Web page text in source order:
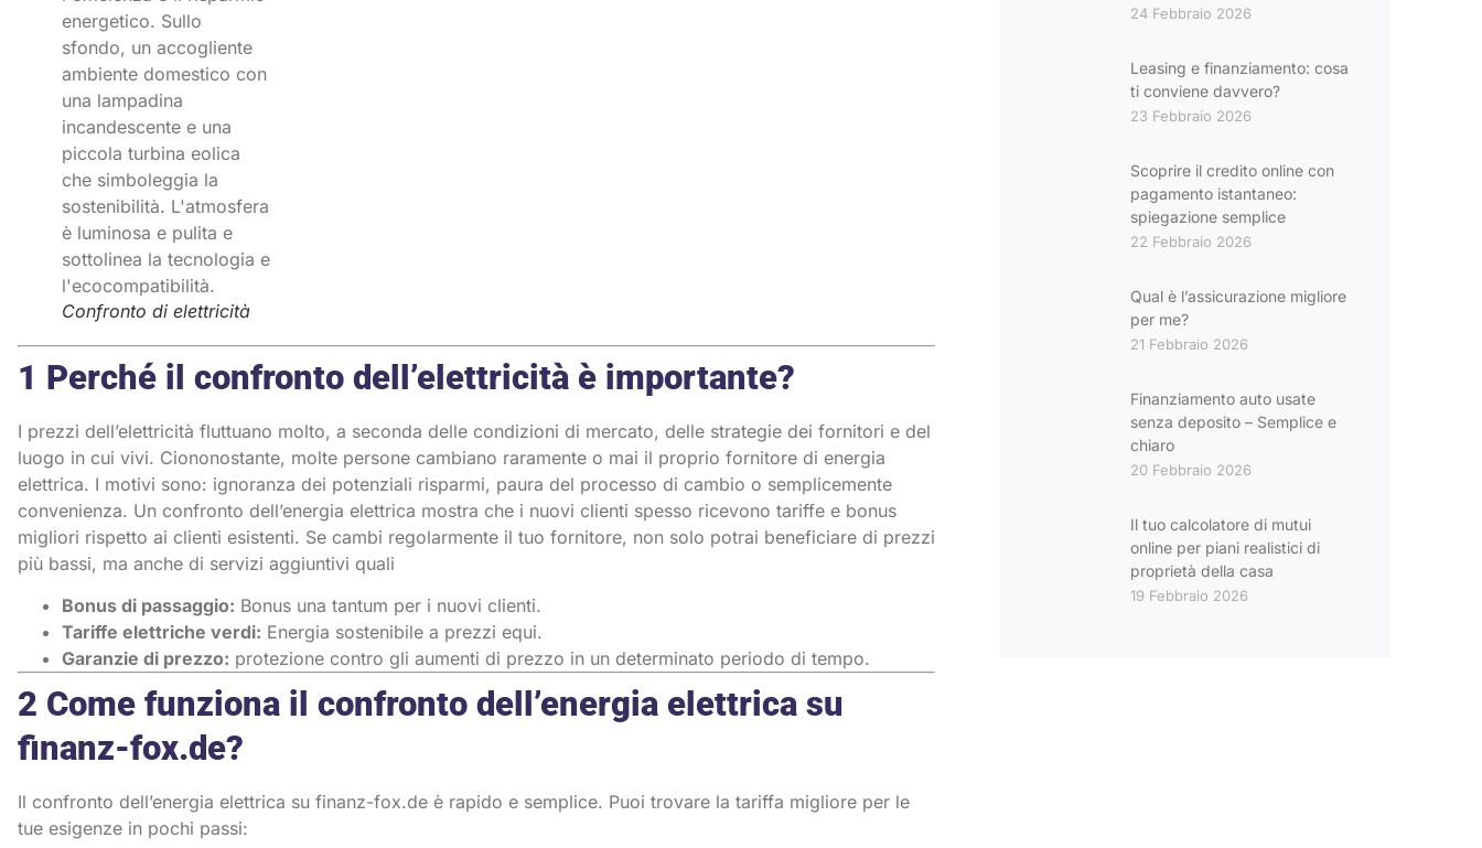
Confronto di elettricità
1 Perché il confronto dell’elettricità è importante?
I prezzi dell’elettricità fluttuano molto, a seconda delle condizioni di mercato, delle strategie dei fornitori e del
luogo in cui vivi. Ciononostante, molte persone cambiano raramente o mai il proprio fornitore di energia
elettrica. I motivi sono: ignoranza dei potenziali risparmi, paura del processo di cambio o semplicemente
convenienza. Un confronto dell’energia elettrica mostra che i nuovi clienti spesso ricevono tariffe e bonus
migliori rispetto ai clienti esistenti. Se cambi regolarmente il tuo fornitore, non solo potrai beneficiare di prezzi
più bassi, ma anche di servizi aggiuntivi quali
Bonus di passaggio: Bonus una tantum per i nuovi clienti.
Tariffe elettriche verdi: Energia sostenibile a prezzi equi.
Garanzie di prezzo: protezione contro gli aumenti di prezzo in un determinato periodo di tempo.
2 Come funziona il confronto dell’energia elettrica su
finanz-fox.de?
Il confronto dell’energia elettrica su finanz-fox.de è rapido e semplice. Puoi trovare la tariffa migliore per le
tue esigenze in pochi passi:
24 Febbraio 2026
Leasing e finanziamento: cosa
ti conviene davvero?
23 Febbraio 2026
Scoprire il credito online con
pagamento istantaneo:
spiegazione semplice
22 Febbraio 2026
Qual è l’assicurazione migliore
per me?
21 Febbraio 2026
Finanziamento auto usate
senza deposito – Semplice e
chiaro
20 Febbraio 2026
Il tuo calcolatore di mutui
online per piani realistici di
proprietà della casa
19 Febbraio 2026